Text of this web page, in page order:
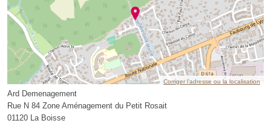
Corriger l’adresse ou la localisation
Ard Demenagement
Rue N 84 Zone Aménagement du Petit Rosait
01120 La Boisse